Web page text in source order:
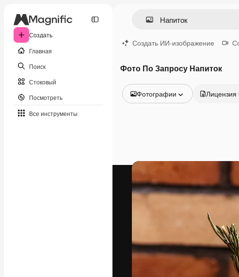
Создать
Главная
Поиск
Стоковый
Посмотреть
Все инструменты
Создать ИИ-изображение
Фото По Запросу Напиток
Фотографии
Видео
Видеоролик
Моушн-дизайн
Видеошаблоны
Иконки
Лицензия
Креативная
ваших лучших
подписчиков среди
предприятий,